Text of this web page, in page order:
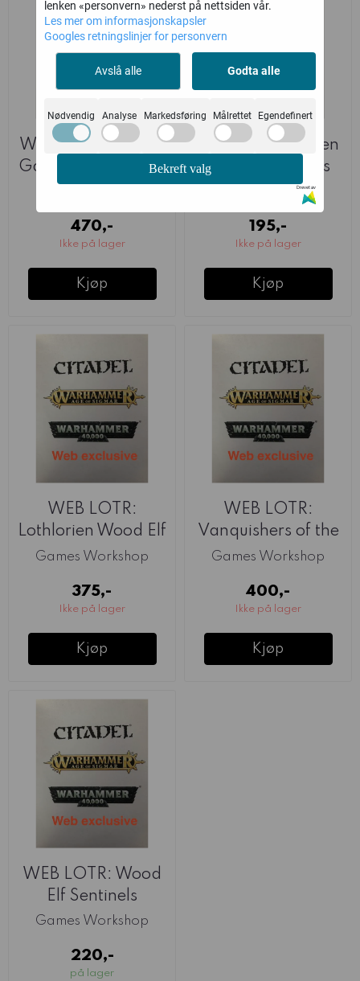
WEB LOTR: Haldir,
Galadhrim Captain
470,-
Ikke på lager
Kjøp
WEB LOTR: Lorien
Elf Commanders
(2025)
Games Workshop
195,-
Ikke på lager
Kjøp
WEB LOTR:
Lothlorien Wood Elf
Warriors
Games Workshop
375,-
Ikke på lager
Kjøp
WEB LOTR:
Vanquishers of the
Necromancer
Games Workshop
400,-
Ikke på lager
Kjøp
WEB LOTR: Wood
Elf Sentinels
Games Workshop
220,-
på lager
lenken «personvern» nederst på nettsiden vår.
Les mer om informasjonskapsler
Googles retningslinjer for personvern
Avslå alle Godta alle
Nødvendig Analyse Markedsføring Målrettet Egendefinert
Bekreft valg
Drevet av